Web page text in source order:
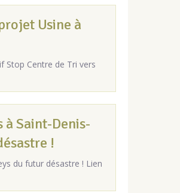
Usine à
Stop Centre de Tri vers
à Saint-Denis-
!
du futur désastre ! Lien